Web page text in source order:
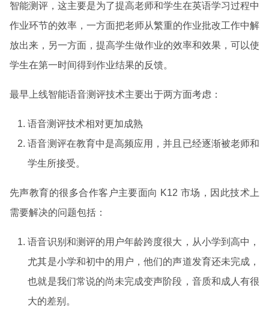
智能测评，这主要是为了提高老师和学生在英语学习过程中
作业环节的效率，一方面把老师从繁重的作业批改工作中解
放出来，另一方面，提高学生做作业的效率和效果，可以使
学生在第一时间得到作业结果的反馈。
最早上线智能语音测评技术主要出于两方面考虑：
语音测评技术相对更加成熟
语音测评在教育中是高频应用，并且已经逐渐被老师和
学生所接受。
先声教育的很多合作客户主要面向 K12 市场，因此技术上
需要解决的问题包括：
语音识别和测评的用户年龄跨度很大，从小学到高中，
尤其是小学和初中的用户，他们的声道发育还未完成，
也就是我们常说的尚未完成变声阶段，音质和成人有很
大的差别。